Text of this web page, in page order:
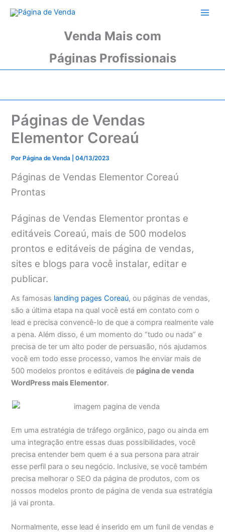
para
Venda Mais com
Páginas Profissionais
Páginas de Vendas
Elementor Coreaú
PorPágina de Venda |04/13/2023
Páginas de Vendas Elementor Coreaú
Prontas
Páginas de Vendas Elementor prontas e
editáveis Coreaú, mais de 500 modelos
prontos e editáveis de página de vendas,
sites e blogs para você instalar, editar e
publicar.
As famosas landing pages Coreaú, ou páginas de vendas,
são a última etapa na qual você está em contato com o
lead e precisa convencê-lo de que a compra realmente vale
a pena. Além disso, é um momento do “tudo ou nada” e
precisa de ter um alto poder de persuasão, nós ajudamos
você em todo esse processo, vamos lhe enviar mais de
500 modelos prontos e editáveis de página de venda
WordPress mais Elementor.
Em uma estratégia de tráfego orgânico, pago ou ainda em
uma integração entre essas duas possibilidades, você
precisa entender bem quem é a sua persona para atrair
esse perfil para o seu negócio. Inclusive, se você também
precisa melhorar o SEO da página de produtos, com os
nossos modelos pronto de página de venda sua estratégia
já vai pronta.
Normalmente, esse lead é inserido em um funil de vendas e